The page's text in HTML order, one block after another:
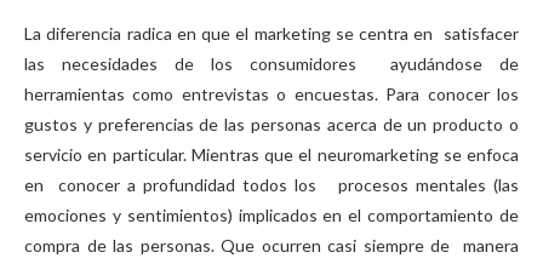
La diferencia radica en que el marketing se centra en satisfacer
las necesidades de los consumidores ayudándose de
herramientas como entrevistas o encuestas. Para conocer los
gustos y preferencias de las personas acerca de un producto o
servicio en particular. Mientras que el neuromarketing se enfoca
en conocer a profundidad todos los procesos mentales (las
emociones y sentimientos) implicados en el comportamiento de
compra de las personas. Que ocurren casi siempre de manera